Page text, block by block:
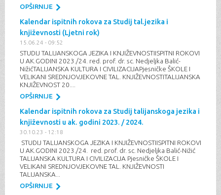
OPŠIRNIJE
Kalendar ispitnih rokova za Studij tal.jezika i
književnosti (Ljetni rok)
15.06.24 - 09:52
STUDIJ TALIJANSKOGA JEZIKA I KNJIŽEVNOSTIISPITNI ROKOVI
U AK.GODINI 2023./24. red. prof. dr. sc. Nedjeljka Balić-
NižićTALIJANSKA KULTURA I CIVILIZACIJAPjesničke ŠKOLE I
VELIKANI SREDNJOVJEKOVNE TAL. KNJIŽEVNOSTITALIJANSKA
KNJIŽEVNOST 20....
OPŠIRNIJE
Kalendar ispitnih rokova za Studij talijanskoga jezika i
književnosti u ak. godini 2023. / 2024.
30.10.23 - 12:18
STUDIJ TALIJANSKOGA JEZIKA I KNJIŽEVNOSTIISPITNI ROKOVI
U AK.GODINI 2023./24. red. prof. dr. sc. Nedjeljka Balić-Nižić
TALIJANSKA KULTURA I CIVILIZACIJA Pjesničke ŠKOLE I
VELIKANI SREDNJOVJEKOVNE TAL. KNJIŽEVNOSTI
TALIJANSKA...
OPŠIRNIJE